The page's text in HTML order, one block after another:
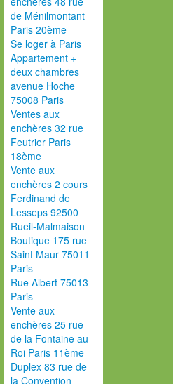
de Ménilmontant
Paris 20ème
Se loger à Paris
Appartement +
deux chambres
avenue Hoche
75008 Paris
Ventes aux
enchères 32 rue
Feutrier Paris
18ème
Vente aux
enchères 2 cours
Ferdinand de
Lesseps 92500
Rueil-Malmaison
Boutique 175 rue
Saint Maur 75011
Paris
Rue Albert 75013
Paris
Vente aux
enchères 25 rue
de la Fontaine au
Roi Paris 11ème
Duplex 83 rue de
la Convention